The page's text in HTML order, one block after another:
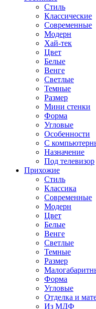
Стиль
Классические
Современные
Модерн
Хай-тек
Цвет
Белые
Венге
Светлые
Темные
Размер
Мини стенки
Форма
Угловые
Особенности
С
Назначение
Под телевизор
Прихожие
Стиль
Классика
Современные
Модерн
Цвет
Белые
Венге
Светлые
Темные
Размер
Форма
Угловые
Отделка и
Из МДФ